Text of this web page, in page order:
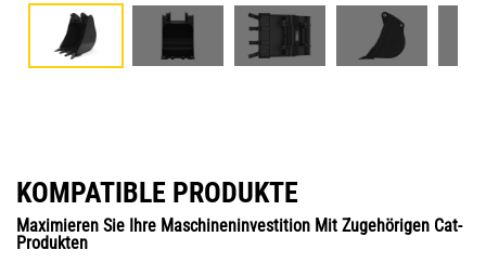
KOMPATIBLE PRODUKTE
Maximieren Sie Ihre Maschineninvestition Mit Zugehörigen Cat-
Produkten